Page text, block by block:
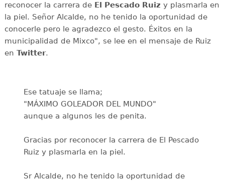
reconocer la carrera de El Pescado Ruiz y plasmarla en
la piel. Señor Alcalde, no he tenido la oportunidad de
conocerle pero le agradezco el gesto. Éxitos en la
municipalidad de Mixco", se lee en el mensaje de Ruiz
en Twitter.
Ese tatuaje se llama;
"MÁXIMO GOLEADOR DEL MUNDO"
aunque a algunos les de penita.
Gracias por reconocer la carrera de El Pescado
Ruiz y plasmarla en la piel.
Sr Alcalde, no he tenido la oportunidad de